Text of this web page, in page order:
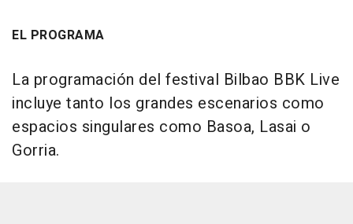
EL PROGRAMA
La programación del festival Bilbao BBK Live
incluye tanto los grandes escenarios como
espacios singulares como Basoa, Lasai o
Gorria.